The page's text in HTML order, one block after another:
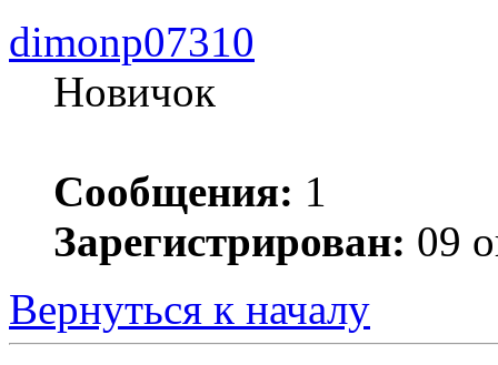
dimonp07310
Новичок
Сообщения: 1
Зарегистрирован: 09
Вернуться к началу